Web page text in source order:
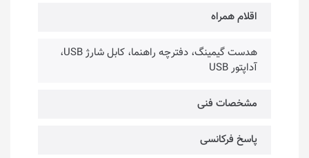
اقلام همراه
هدست گیمینگ، دفترچه راهنما، کابل شارژ USB،
آداپتور USB
مشخصات فنی
پاسخ فرکانسی